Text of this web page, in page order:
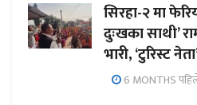
सिरहा-२ मा
दुःखका साथी’
भारी, ‘टुरिस्ट
6 MONTHS